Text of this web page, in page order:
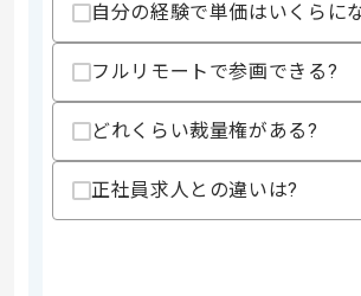
・I/F設計や構築
スキルに不安があ
精算・お支払い
精算条件
精算基準時間
自分の経験で単価はいくらに
フルリモートで参画できる?
どれくらい裁量権がある?
正社員求人との違いは?